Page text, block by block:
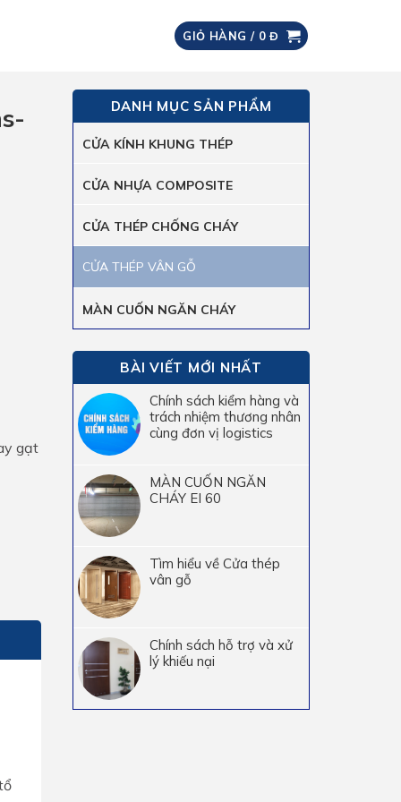
GIỎ HÀNG / 0Đ
DANH MỤC SẢN PHẨM
CỬA KÍNH KHUNG THÉP
CỬA NHỰA COMPOSITE
CỬA THÉP CHỐNG CHÁY
CỬA THÉP VÂN GỖ
MÀN CUỐN NGĂN CHÁY
BÀI VIẾT MỚI NHẤT
Chính sách kiểm hàng và
trách nhiệm thương nhân
cùng đơn vị logistics
MÀN CUỐN NGĂN
CHÁY EI 60
Tìm hiểu về Cửa thép
vân gỗ
Chính sách hỗ trợ và xử
lý khiếu nại
gạt